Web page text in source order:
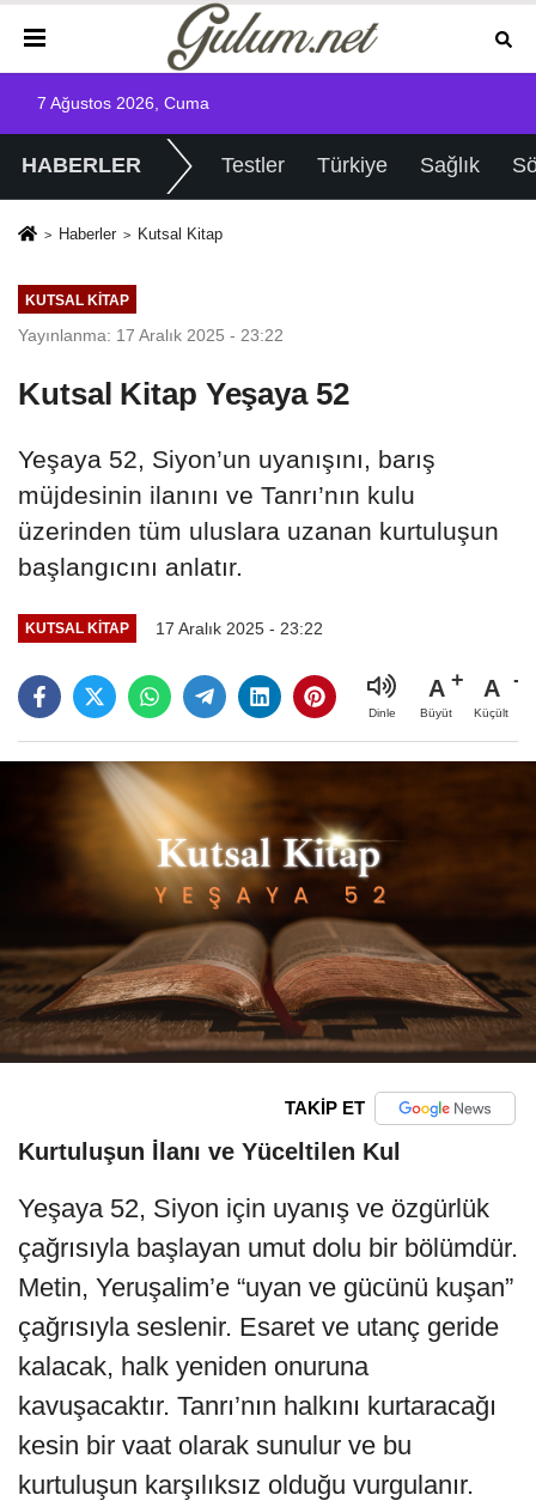
7 Ağustos 2026, Cuma
HABERLER Testler Türkiye Sağlık
Haberler Kutsal Kitap
KUTSAL KITAP
Yayınlanma: 17 Aralık 2025 - 23:22
Kutsal Kitap Yeşaya 52
Yeşaya 52, Siyon’un uyanışını, barış
müjdesinin ilanını ve Tanrı’nın kulu
üzerinden tüm uluslara uzanan kurtuluşun
başlangıcını anlatır.
KUTSAL KITAP 17 Aralık 2025 - 23:22
Dinle
A
Büyüt
A
Küçült
TAKİP ET
Kurtuluşun İlanı ve Yüceltilen Kul
Yeşaya 52, Siyon için uyanış ve özgürlük
çağrısıyla başlayan umut dolu bir bölümdür.
Metin, Yeruşalim’e “uyan ve gücünü kuşan”
çağrısıyla seslenir. Esaret ve utanç geride
kalacak, halk yeniden onuruna
kavuşacaktır. Tanrı’nın halkını kurtaracağı
kesin bir vaat olarak sunulur ve bu
kurtuluşun karşılıksız olduğu vurgulanır.